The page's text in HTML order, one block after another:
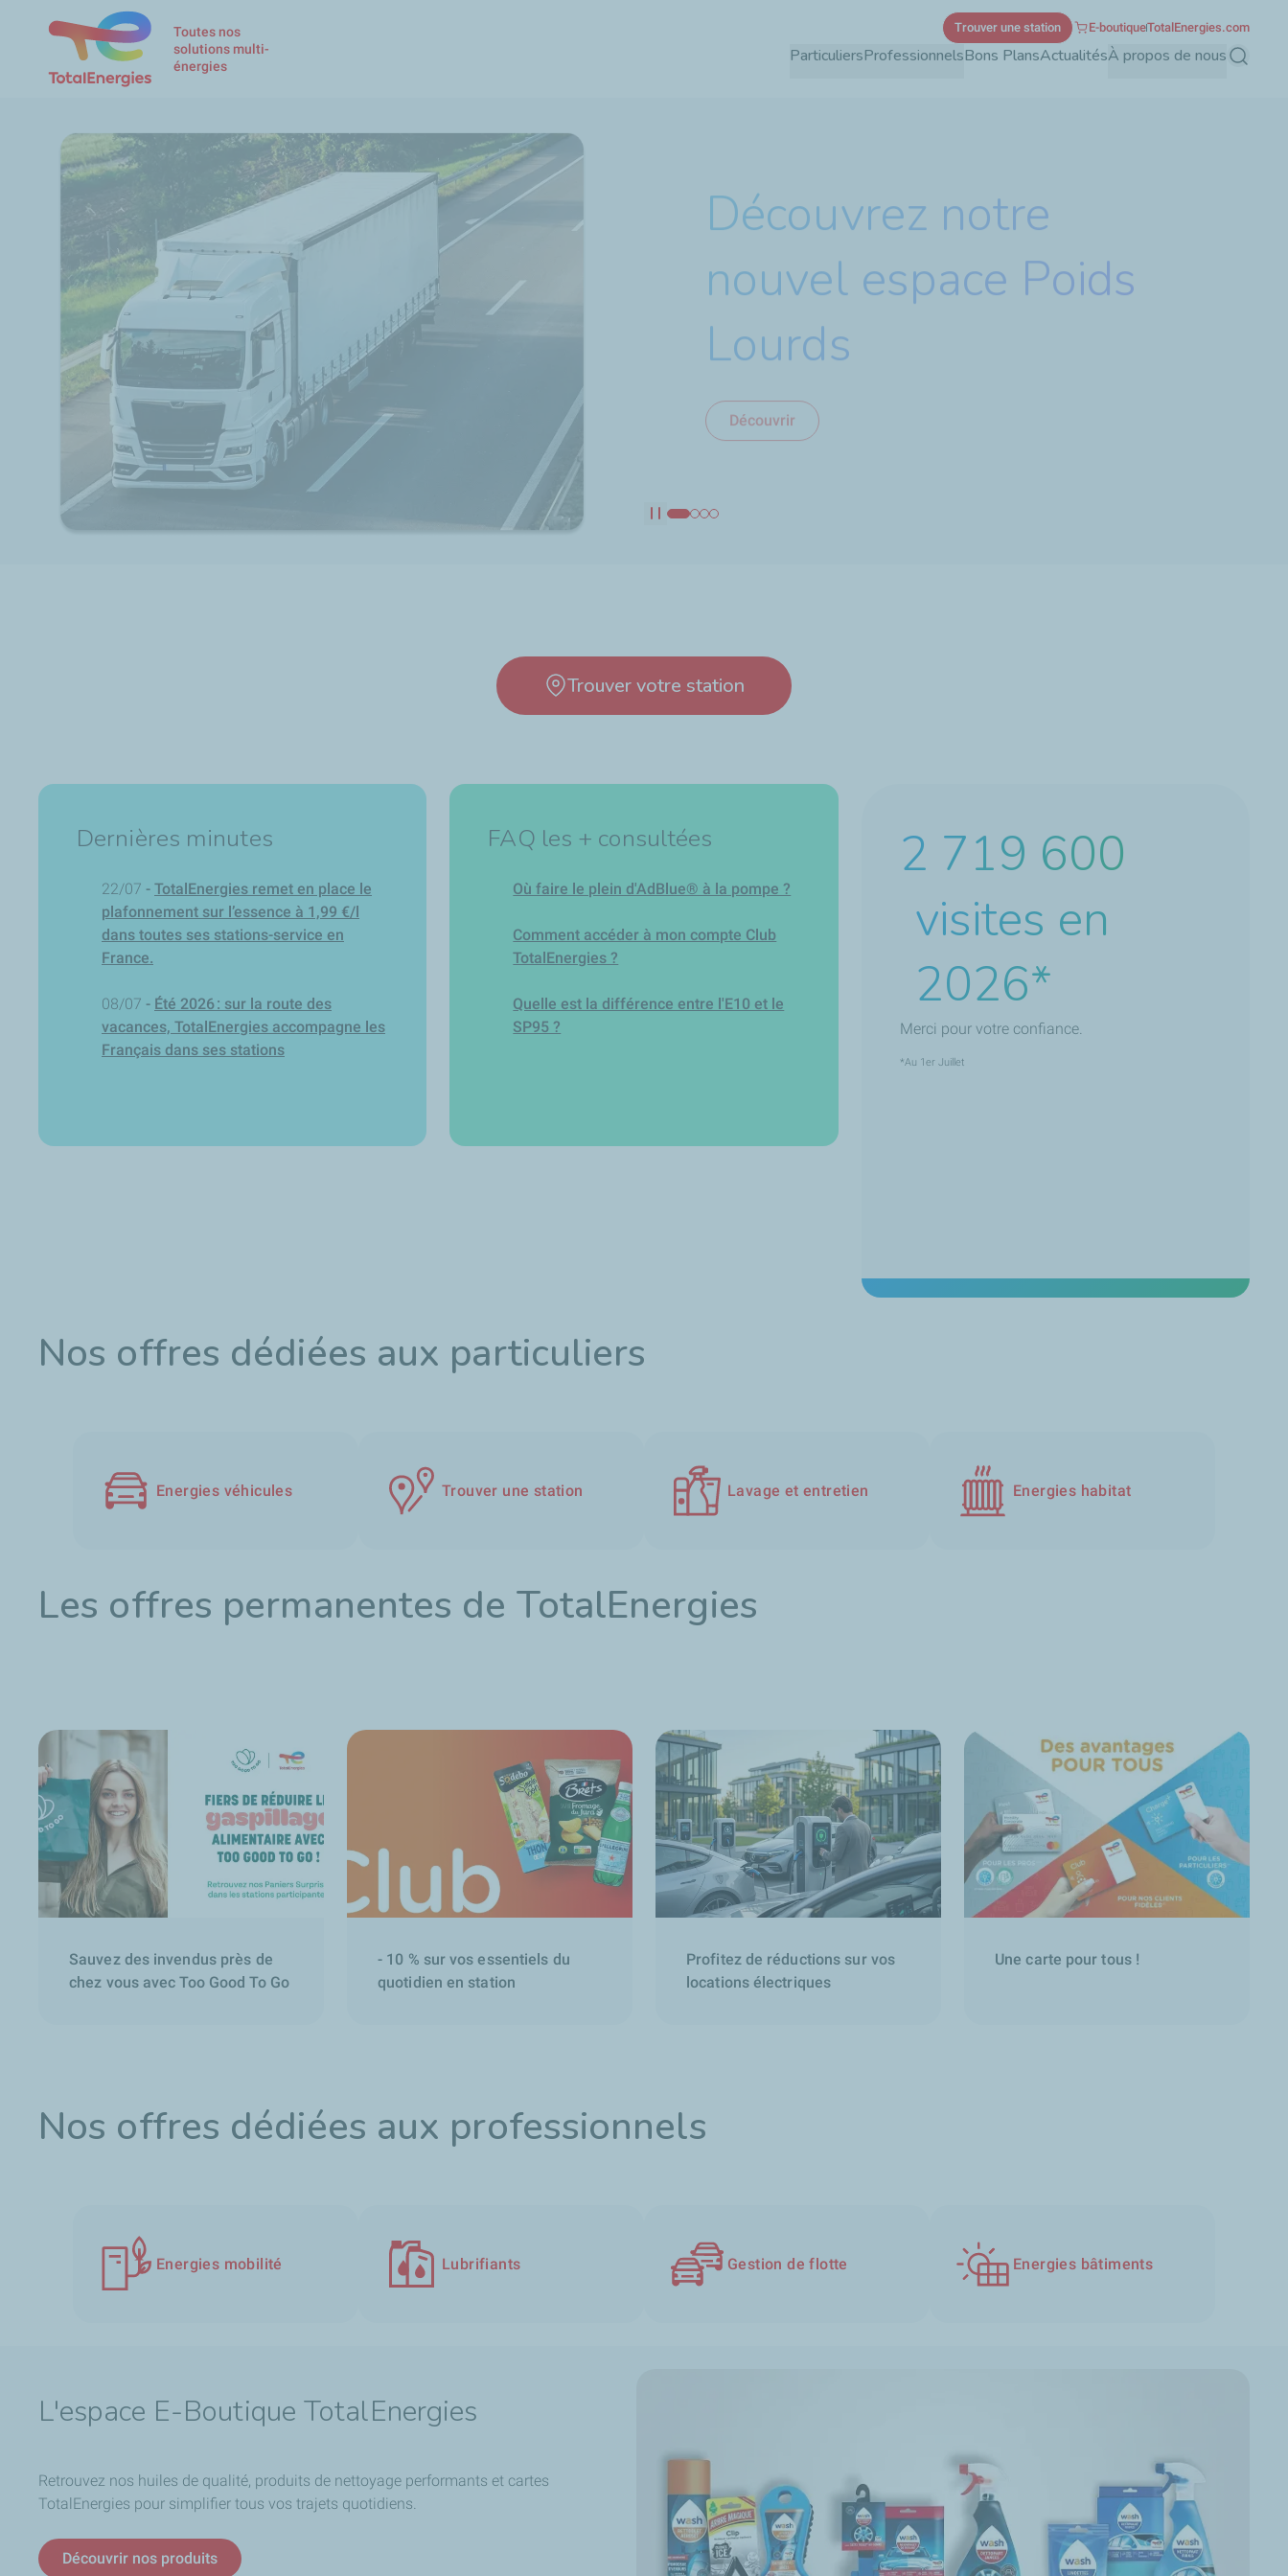
Toutes nos
solutions multi-
énergies
ParticuliersProfessionnelsBons PlansActualitésÀ propos de nous
Trouver une station E-boutiqueTotalEnergies.com
Découvrez notre
nouvel espace Poids
Lourds
Découvrir
J’en profite !
Découvrir
Trouver votre station
Dernières minutes
22/07 - TotalEnergies remet en place le
plafonnement sur l’essence à 1,99 €/l
dans toutes ses stations-service en
France.
08/07 - Été 2026 : sur la route des
vacances, TotalEnergies accompagne les
Français dans ses stations
FAQ les + consultées
Où faire le plein d'AdBlue® à la pompe ?
Comment accéder à mon compte Club
TotalEnergies ?
Quelle est la différence entre l'E10 et le
SP95 ?
4 393 200
visites en
2026*
Merci pour votre confiance.
*Au 1er Juillet
Nos offres dédiées aux particuliers
Energies véhicules Trouver une station Lavage et entretien Energies habitat
Les offres permanentes de TotalEnergies
Sauvez des invendus près de
chez vous avec Too Good To Go
- 10 % sur vos essentiels du
quotidien en station
Profitez de réductions sur vos
locations électriques
Une carte pour tous !
Nos offres dédiées aux professionnels
Energies mobilité Lubrifiants Gestion de flotte Energies bâtiments
L'espace E-Boutique TotalEnergies
Retrouvez nos huiles de qualité, produits de nettoyage performants et cartes
TotalEnergies pour simplifier tous vos trajets quotidiens.
Découvrir nos produits